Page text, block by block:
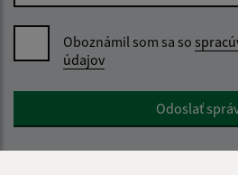
Oboznámil som sa so
údajov
Google reCaptcha ResponseOdoslať